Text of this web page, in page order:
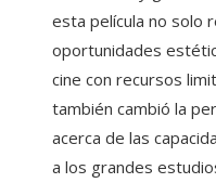
esta película no solo
oportunidades
cine con recursos
también cambió la
acerca de las
a los grandes